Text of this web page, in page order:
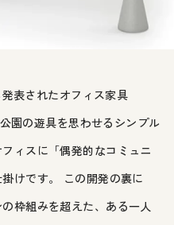
表されたオフィス家具
園の遊具を思わせるシンプル
ィスに「偶発的なコミュニ
けです。 この開発の裏に
枠組みを超えた、ある一人